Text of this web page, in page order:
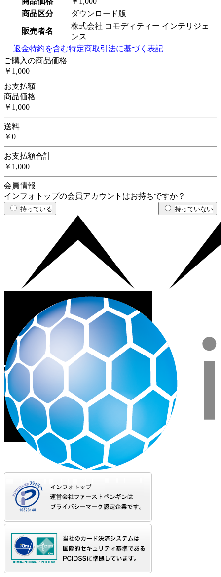
商品区分
ダウンロード版
販売者名
株式会社 コモディティー インテリジェ
ンス
返金特約を含む特定商取引法に基づく表記
ご購入の商品価格
￥1,000
お支払額
商品価格
￥1,000
送料
￥0
お支払額合計
￥1,000
会員情報
インフォトップの会員アカウントはお持ちですか？
持っている 持っていない